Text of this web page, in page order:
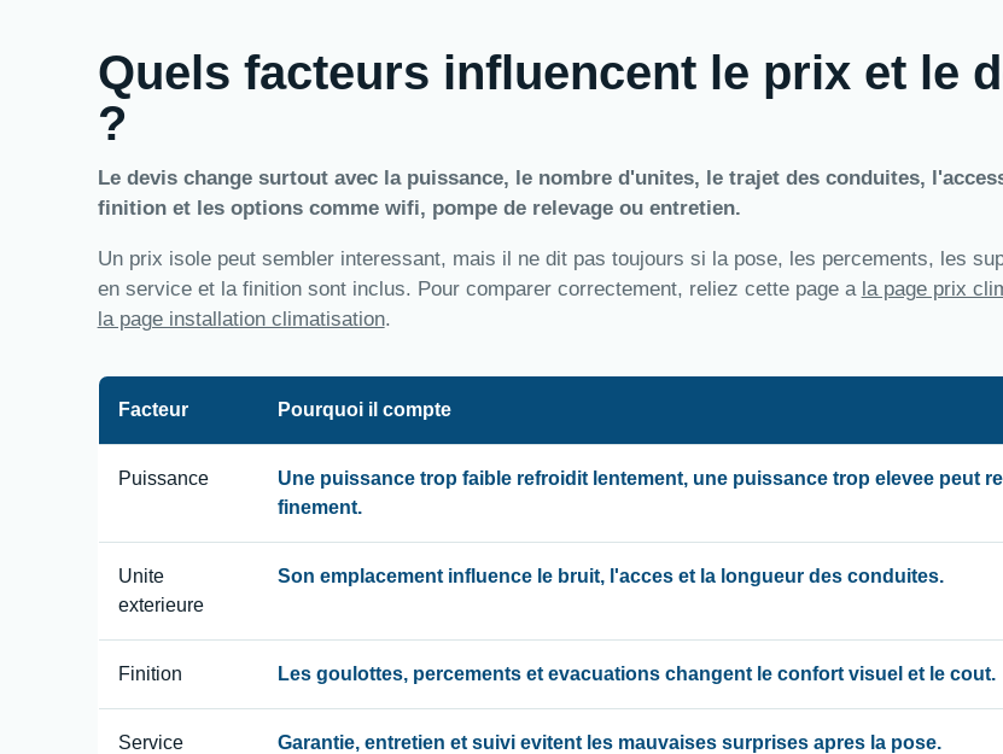
Quels facteurs influencent le prix et le
?
Le devis change surtout avec la puissance, le nombre d'unites, le trajet des conduites,
finition et les options comme wifi, pompe de relevage ou entretien.
Un prix isole peut sembler interessant, mais il ne dit pas toujours si la pose, les percements, les
en service et la finition sont inclus. Pour comparer correctement, reliez cette page a la page prix
la page installation climatisation.
Facteur Pourquoi il compte
Puissance
Une puissance trop faible refroidit lentement, une puissance trop elevee peut
finement.
Unite
exterieure
Son emplacement influence le bruit, l'acces et la longueur des conduites.
Finition Les goulottes, percements et evacuations changent le confort visuel et le cout.
Service Garantie, entretien et suivi evitent les mauvaises surprises apres la pose.